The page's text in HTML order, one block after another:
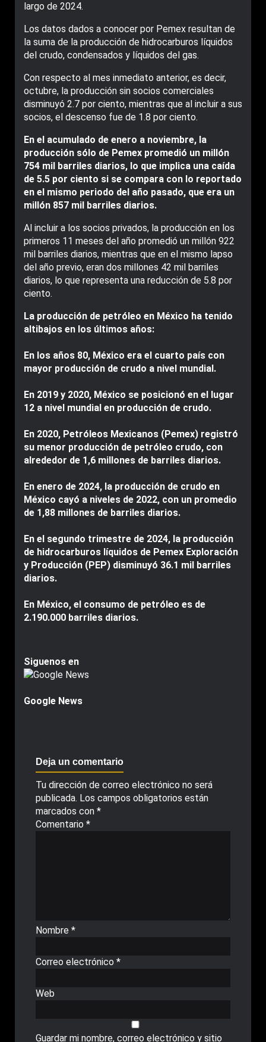
largo de 2024.
Los datos dados a conocer por Pemex resultan de
la suma de la producción de hidrocarburos líquidos
del crudo, condensados y líquidos del gas.
Con respecto al mes inmediato anterior, es decir,
octubre, la producción sin socios comerciales
disminuyó 2.7 por ciento, mientras que al incluir a sus
socios, el descenso fue de 1.8 por ciento.
En el acumulado de enero a noviembre, la
producción sólo de Pemex promedió un millón
754 mil barriles diarios, lo que implica una caída
de 5.5 por ciento si se compara con lo reportado
en el mismo periodo del año pasado, que era un
millón 857 mil barriles diarios.
Al incluir a los socios privados, la producción en los
primeros 11 meses del año promedió un millón 922
mil barriles diarios, mientras que en el mismo lapso
del año previo, eran dos millones 42 mil barriles
diarios, lo que representa una reducción de 5.8 por
ciento.
La producción de petróleo en México ha tenido
altibajos en los últimos años:
En los años 80, México era el cuarto país con
mayor producción de crudo a nivel mundial.
En 2019 y 2020, México se posicionó en el lugar
12 a nivel mundial en producción de crudo.
En 2020, Petróleos Mexicanos (Pemex) registró
su menor producción de petróleo crudo, con
alrededor de 1,6 millones de barriles diarios.
En enero de 2024, la producción de crudo en
México cayó a niveles de 2022, con un promedio
de 1,88 millones de barriles diarios.
En el segundo trimestre de 2024, la producción
de hidrocarburos líquidos de Pemex Exploración
y Producción (PEP) disminuyó 36.1 mil barriles
diarios.
En México, el consumo de petróleo es de
2.190.000 barriles diarios.
Siguenos en
Google News
Deja un comentario
Tu dirección de correo electrónico no será
publicada. Los campos obligatorios están
marcados con *
Comentario *
Nombre *
Correo electrónico *
Web
Guardar mi nombre, correo electrónico y sitio